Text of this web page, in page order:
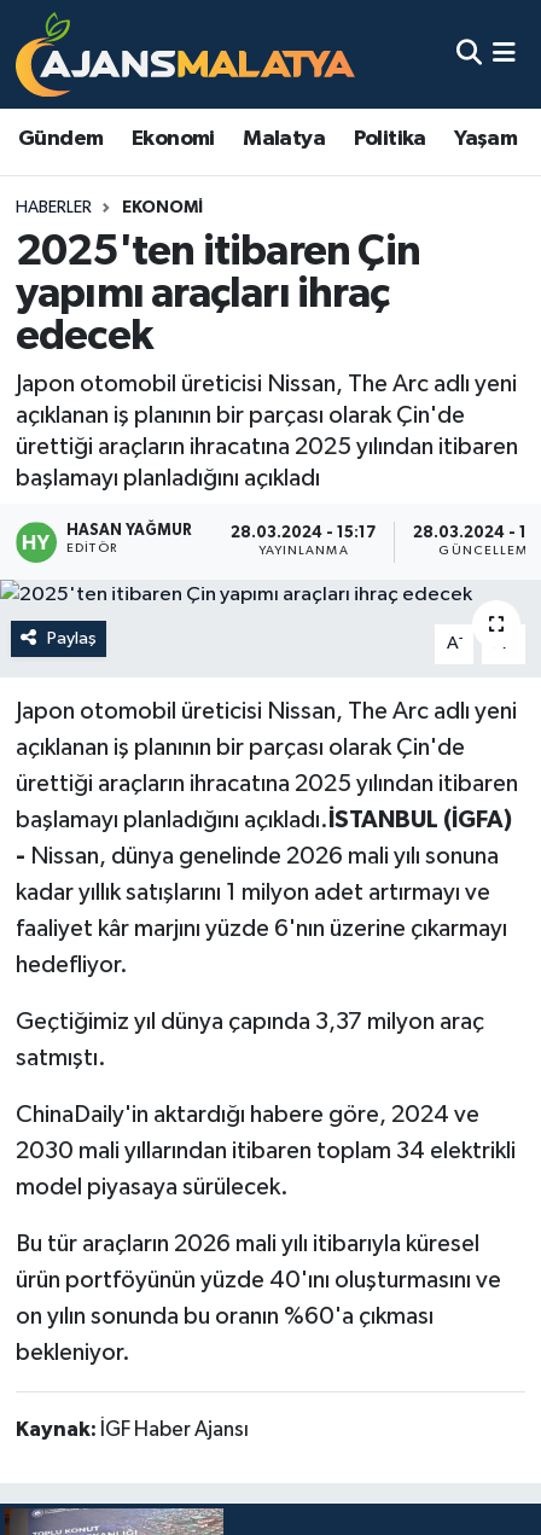
Gündem Ekonomi Malatya Politika Yaşam
HABERLER EKONOMI
2025'ten itibaren Çin
yapımı araçları ihraç
edecek
Japon otomobil üreticisi Nissan, The Arc adlı yeni
açıklanan iş planının bir parçası olarak Çin'de
ürettiği araçların ihracatına 2025 yılından itibaren
başlamayı planladığını açıkladı
HASAN YAĞMUR
EDITÖR
28.03.2024 - 15:17
YAYINLANMA
28.03.2024 -
GÜNCELLEME
Paylaş A- A
Japon otomobil üreticisi Nissan, The Arc adlı yeni
açıklanan iş planının bir parçası olarak Çin'de
ürettiği araçların ihracatına 2025 yılından itibaren
başlamayı planladığını açıkladı. İSTANBUL (İGFA)
- Nissan, dünya genelinde 2026 mali yılı sonuna
kadar yıllık satışlarını 1 milyon adet artırmayı ve
faaliyet kâr marjını yüzde 6'nın üzerine çıkarmayı
hedefliyor.
Geçtiğimiz yıl dünya çapında 3,37 milyon araç
satmıştı.
ChinaDaily'in aktardığı habere göre, 2024 ve
2030 mali yıllarından itibaren toplam 34 elektrikli
model piyasaya sürülecek.
Bu tür araçların 2026 mali yılı itibarıyla küresel
ürün portföyünün yüzde 40'ını oluşturmasını ve
on yılın sonunda bu oranın %60'a çıkması
bekleniyor.
Kaynak: İGF Haber Ajansı
Asayiş
Eğitim
Gündem
Kültür & Sanat
Magazin
Politika
Sağlık
Spor
Yaşam
Malatya Nöbetçi Eczaneler
Malatya Namaz Vakitleri
Malatya Trafik Yoğunluk Haritası
TFF 3.Lig 2.Grup Puan Durumu ve Fikstür
Son Dakika Haberleri
Haber Arşivi